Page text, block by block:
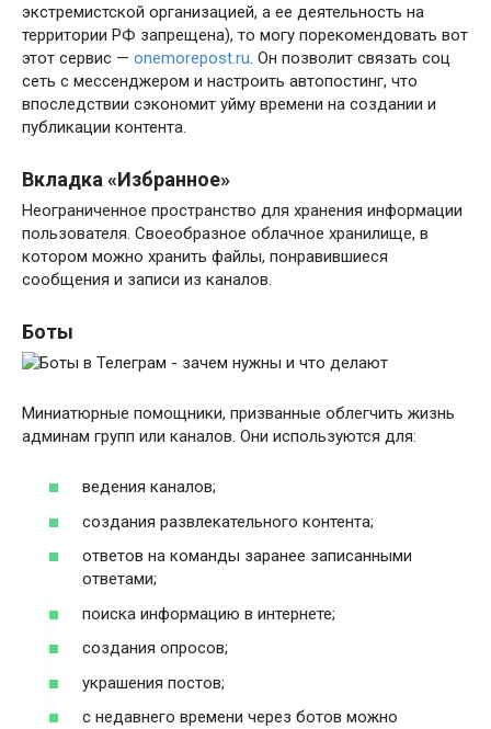
экстремистской организацией, а ее деятельность на
территории РФ запрещена), то могу порекомендовать вот
этот сервис — onemorepost.ru. Он позволит связать соц
сеть с мессенджером и настроить автопостинг, что
впоследствии сэкономит уйму времени на создании и
публикации контента.
Вкладка «Избранное»
Неограниченное пространство для хранения информации
пользователя. Своеобразное облачное хранилище, в
котором можно хранить файлы, понравившиеся
сообщения и записи из каналов.
Боты
Миниатюрные помощники, призванные облегчить жизнь
админам групп или каналов. Они используются для:
ведения каналов;
создания развлекательного контента;
ответов на команды заранее записанными
ответами;
поиска информацию в интернете;
создания опросов;
украшения постов;
с недавнего времени через ботов можно